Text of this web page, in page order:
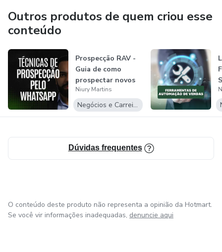
Outros produtos de quem criou esse
conteúdo
Prospecção RAV -
Guia de como
prospectar novos
clientes usan...
Niury Martins
Negócios e Carreira
Dúvidas frequentes
O conteúdo deste produto não representa a opinião da Hotmart.
Se você vir informações inadequadas, denuncie aqui